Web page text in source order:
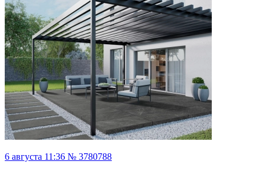
6 августа 11:36 № 3780788